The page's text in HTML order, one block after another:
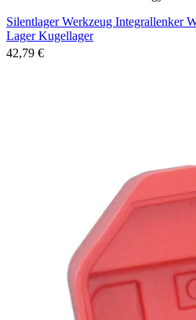
Silentlager Werkzeug Integrallenker
Lager Kugellager
42,79 €